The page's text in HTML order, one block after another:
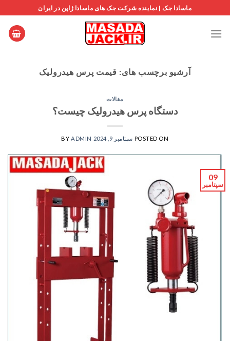
to
content
ماسادا جک | نماینده شرکت جک های ماسادا ژاپن در ایران
آرشیو برچسب های: قیمت پرس هیدرولیک
مقالات
دستگاه پرس هیدرولیک چیست؟
POSTED ON سپتامبر 9, 2024 BY ADMIN
09
سپتامبر